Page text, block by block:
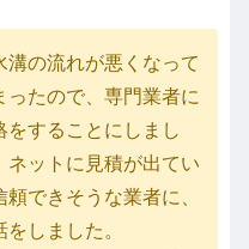
溝の流れが悪くなって
ったので、専門業者に
をすることにしまし
ネットに見積が出てい
頼できそうな業者に、
をしました。